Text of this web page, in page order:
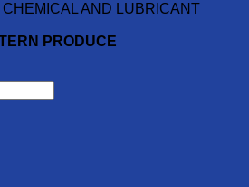
AND LUBRICANT
PRODUCE